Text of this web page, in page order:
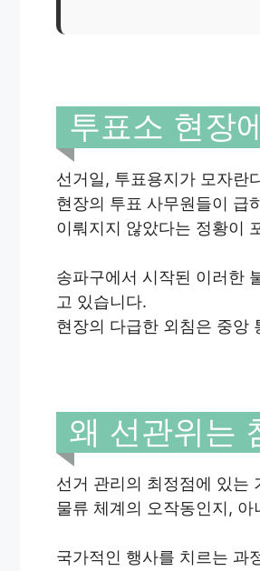
투표소 현장
선거일, 투표용지가 모자란
현장의 투표 사무원들이 급
이뤄지지 않았다는 정황이
송파구에서 시작된 이러한
고 있습니다.
현장의 다급한 외침은 중앙
왜 선관위는
선거 관리의 최정점에 있는
물류 체계의 오작동인지,
국가적인 행사를 치르는 과